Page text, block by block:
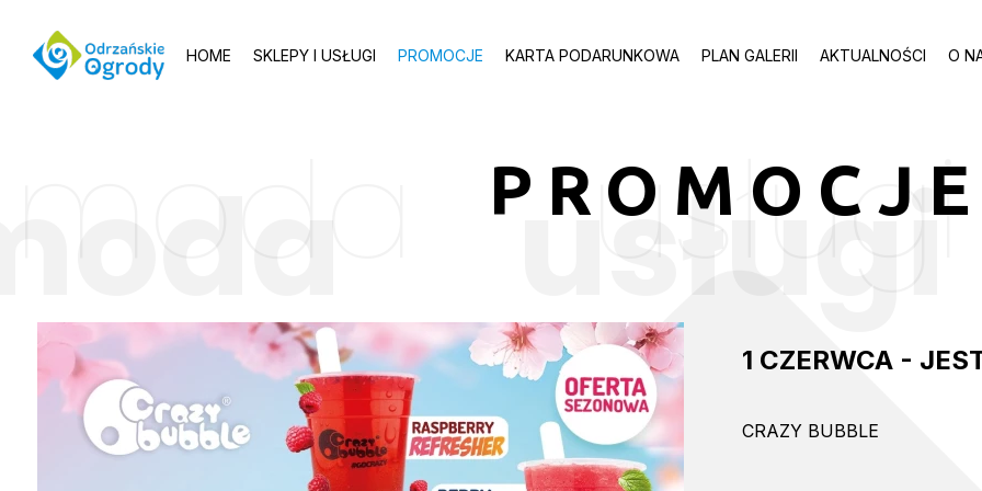
HOME SKLEPY I USŁUGI PROMOCJE KARTA PODARUNKOWA PLAN GALERII AKTUALNOŚCI O
PROMOCJE
usługi
moda usługi
1 CZERWCA -
CRAZY BUBBLE